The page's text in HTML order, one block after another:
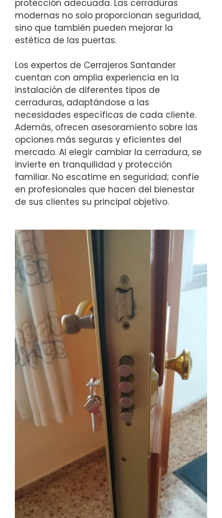
protección adecuada. Las cerraduras
modernas no solo proporcionan seguridad,
sino que también pueden mejorar la
estética de las puertas.
Los expertos de Cerrajeros Santander
cuentan con amplia experiencia en la
instalación de diferentes tipos de
cerraduras, adaptándose a las
necesidades específicas de cada cliente.
Además, ofrecen asesoramiento sobre las
opciones más seguras y eficientes del
mercado. Al elegir cambiar la cerradura, se
invierte en tranquilidad y protección
familiar. No escatime en seguridad; confíe
en profesionales que hacen del bienestar
de sus clientes su principal objetivo.